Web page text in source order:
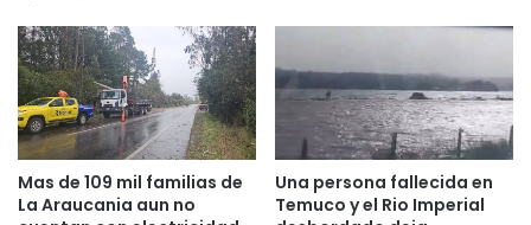
e
r
e
s
i
d
u
o
n
a
u
n
h
o
m
b
Mas de 109 mil familias de
La Araucania aun no
Una persona fallecida en
Temuco y el Rio Imperial